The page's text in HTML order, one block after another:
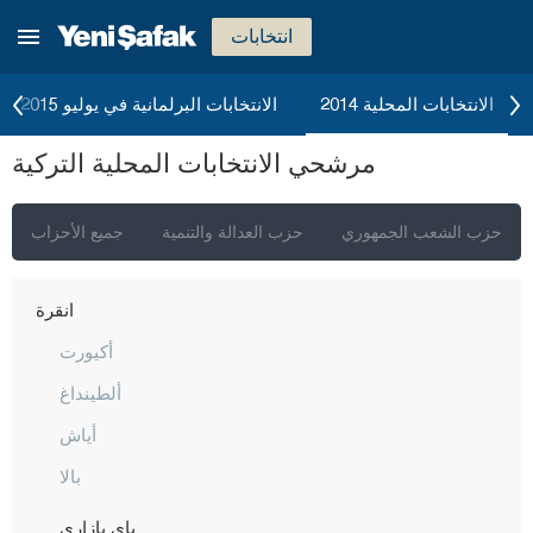
انتخابات
الانتخابات البرلمانية في يوليو 2015 الانتخابات المحلية 2014
مرشحي الانتخابات المحلية التركية
جميع الأحزاب حزب العدالة والتنمية حزب الشعب الجمهوري
إسطنبول
أنقرة
أكيورت
ألطينداغ
أياش
بالا
باي بازاري